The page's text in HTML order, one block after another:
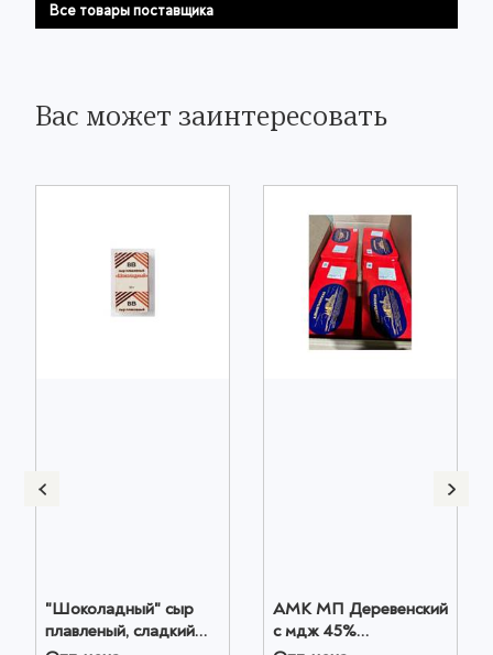
Все товары поставщика
Вас может заинтересовать
"Шоколадный" сыр
плавленый, сладкий
АМК МП Деревенский
с мдж 45%